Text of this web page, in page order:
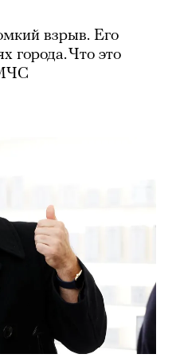
взрыв. Его
города. Что это